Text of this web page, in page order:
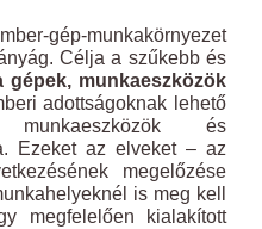
gép-munkakörnyezet
Célja a szűkebb és
gépek, munkaeszközök
adottságoknak lehető
és
Ezeket az elveket – az
megelőzése
is meg kell
megfelelően kialakított